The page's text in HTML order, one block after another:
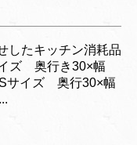
したキッチン消耗品
ズ 奥行き30×幅
サイズ 奥行30×幅